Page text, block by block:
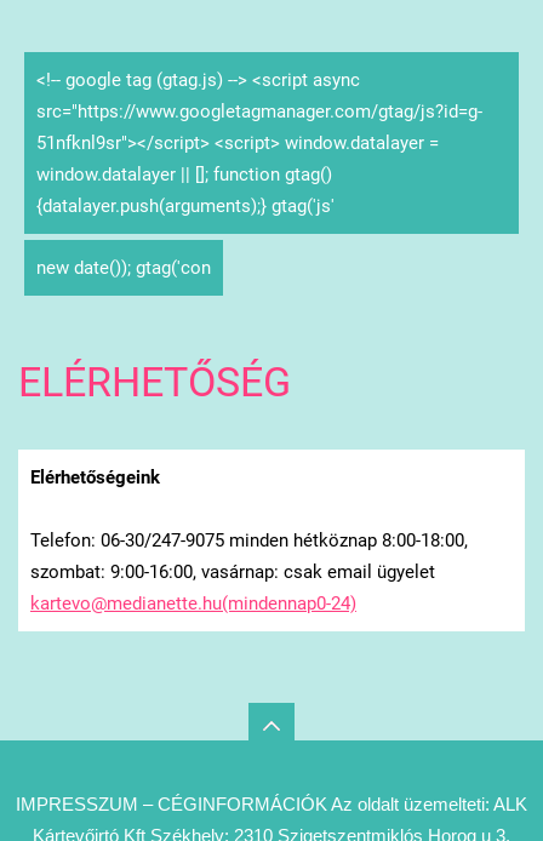
<!-- google tag (gtag.js) --> <script async
src="https://www.googletagmanager.com/gtag/js?id=g-
51nfknl9sr"></script> <script> window.datalayer =
window.datalayer || []; function gtag()
{datalayer.push(arguments);} gtag('js'
new date()); gtag('con
ELÉRHETŐSÉG
Elérhetőségeink
Telefon: 06-30/247-9075 minden hétköznap 8:00-18:00,
szombat: 9:00-16:00, vasárnap: csak email ügyelet
kartevo@medianette.hu(mindennap0-24)
IMPRESSZUM – CÉGINFORMÁCIÓK Az oldalt üzemelteti: ALK
Kártevőirtó Kft Székhely: 2310 Szigetszentmiklós Horog u 3.